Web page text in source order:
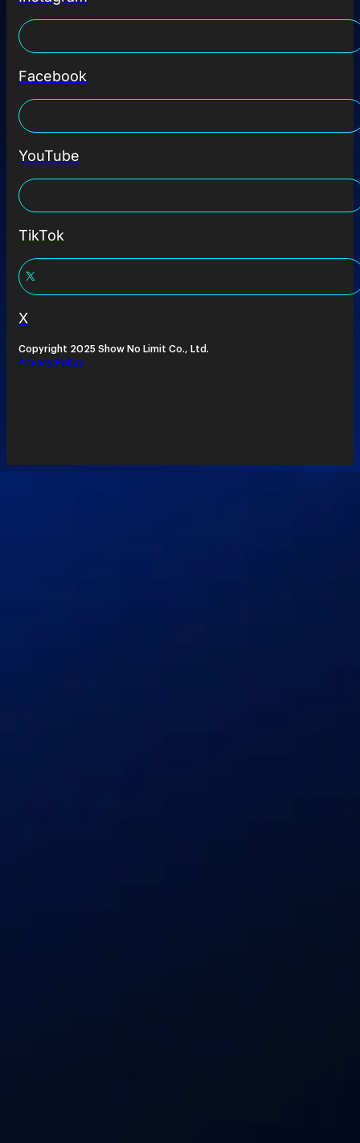
Facebook
YouTube
TikTok
X
Copyright 2025 Show No Limit Co., Ltd.
Privacy Policy